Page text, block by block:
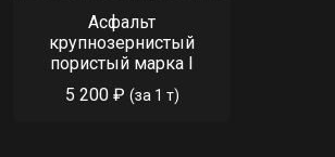
Асфальт
крупнозернистый
пористый марка I
5 200 ₽ (за 1 т)